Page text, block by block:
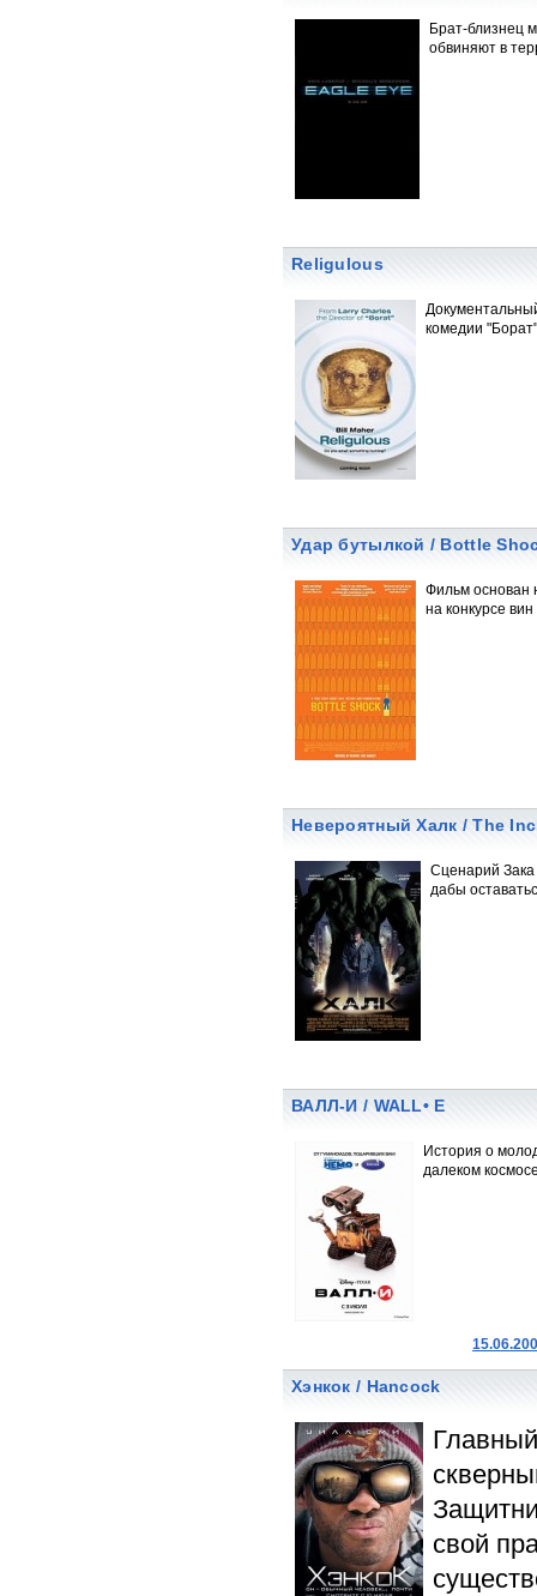
Брат-близнец
обвиняют в
Religulous
комедии
Удар бутылкой / Bottle
Фильм основан
на конкурсе
Невероятный Халк / The
Сценарий Зака
дабы
ВАЛЛ-И / WALL• E
История о
далеком
Хэнкок / Hancock
свой